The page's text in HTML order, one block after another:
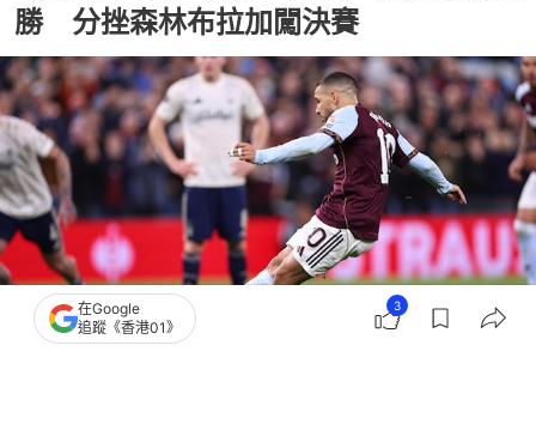
勝 分挫森林布拉加闖決賽
在Google
追蹤《香港01》
3